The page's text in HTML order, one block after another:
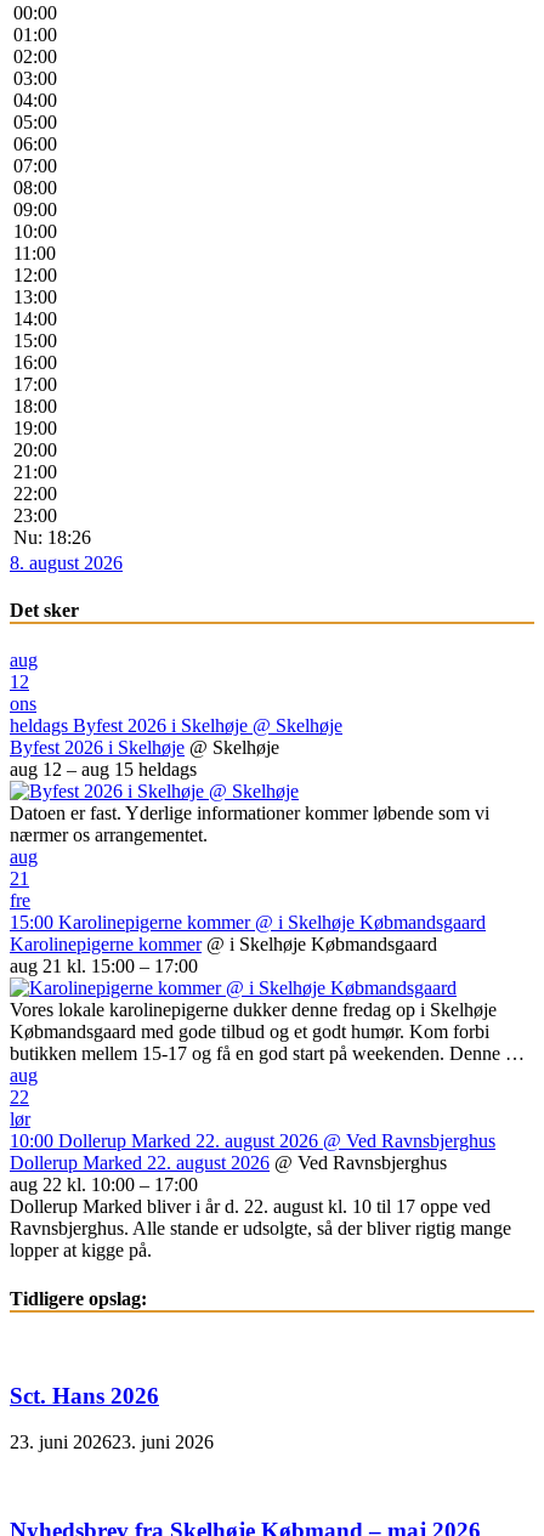
00:00
01:00
02:00
03:00
04:00
05:00
06:00
07:00
08:00
09:00
10:00
11:00
12:00
13:00
14:00
15:00
16:00
17:00
18:00
19:00
20:00
21:00
22:00
23:00
Nu: 18:26
8. august 2026
Det sker
aug
12
ons
heldags Byfest 2026 i Skelhøje @ Skelhøje
Byfest 2026 i Skelhøje @ Skelhøje
aug 12 – aug 15 heldags
Datoen er fast. Yderlige informationer kommer løbende som vi
nærmer os arrangementet.
aug
21
fre
15:00 Karolinepigerne kommer @ i Skelhøje Købmandsgaard
Karolinepigerne kommer @ i Skelhøje Købmandsgaard
aug 21 kl. 15:00 – 17:00
Vores lokale karolinepigerne dukker denne fredag op i Skelhøje
Købmandsgaard med gode tilbud og et godt humør. Kom forbi
butikken mellem 15-17 og få en god start på weekenden. Denne …
aug
22
lør
10:00 Dollerup Marked 22. august 2026 @ Ved Ravnsbjerghus
Dollerup Marked 22. august 2026 @ Ved Ravnsbjerghus
aug 22 kl. 10:00 – 17:00
Dollerup Marked bliver i år d. 22. august kl. 10 til 17 oppe ved
Ravnsbjerghus. Alle stande er udsolgte, så der bliver rigtig mange
lopper at kigge på.
Tidligere opslag:
Sct. Hans 2026
23. juni 202623. juni 2026
Nyhedsbrev fra Skelhøje Købmand – maj 2026